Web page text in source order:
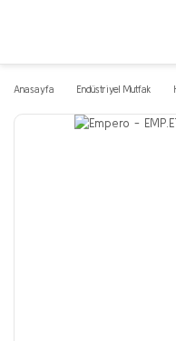
Anasayfa Endüstriyel Mutfak